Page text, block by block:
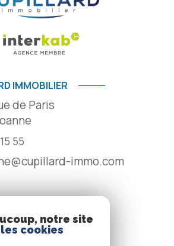
IMMOBILIER
de Paris
55
immo.com
NOUS SUIVRE
notre site
cookies